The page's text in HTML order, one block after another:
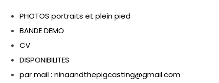
PHOTOS portraits et plein pied
BANDE DEMO
CV
DISPONIBILITES
par mail : ninaandthepigcasting@gmail.com